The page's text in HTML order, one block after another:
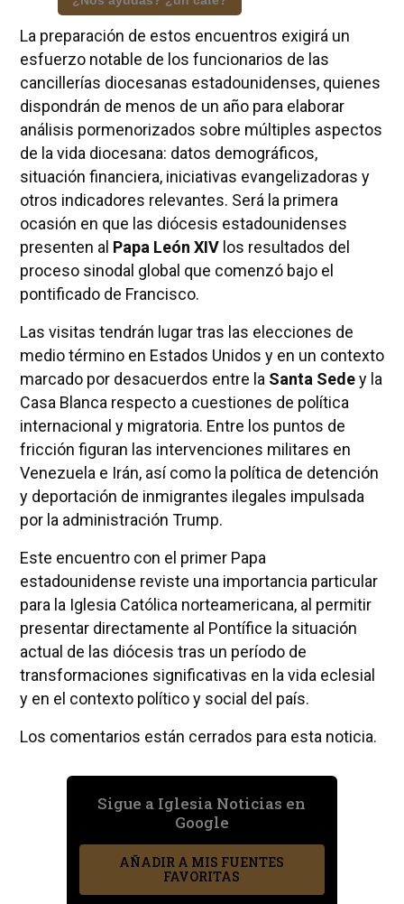
La preparación de estos encuentros exigirá un
esfuerzo notable de los funcionarios de las
cancillerías diocesanas estadounidenses, quienes
dispondrán de menos de un año para elaborar
análisis pormenorizados sobre múltiples aspectos
de la vida diocesana: datos demográficos,
situación financiera, iniciativas evangelizadoras y
otros indicadores relevantes. Será la primera
ocasión en que las diócesis estadounidenses
presenten al Papa León XIVlos resultados del
proceso sinodal global que comenzó bajo el
pontificado de Francisco.
Las visitas tendrán lugar tras las elecciones de
medio término en Estados Unidos y en un contexto
marcado por desacuerdos entre la Santa Sedey la
Casa Blanca respecto a cuestiones de política
internacional y migratoria. Entre los puntos de
fricción figuran las intervenciones militares en
Venezuela e Irán, así como la política de detención
y deportación de inmigrantes ilegales impulsada
por la administración Trump.
Este encuentro con el primer Papa
estadounidense reviste una importancia particular
para la Iglesia Católica norteamericana, al permitir
presentar directamente al Pontífice la situación
actual de las diócesis tras un período de
transformaciones significativas en la vida eclesial
y en el contexto político y social del país.
Los comentarios están cerrados para esta noticia.
Sigue a Iglesia Noticias en
Google
AÑADIR A MIS FUENTES
FAVORITAS